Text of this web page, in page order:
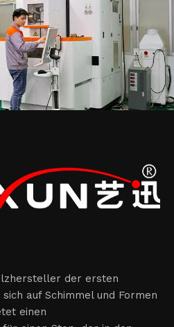
der ersten
auf Schimmel und Formen
einen